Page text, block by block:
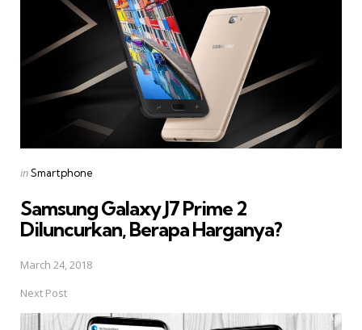
Posted
inSmartphone
Samsung Galaxy J7 Prime 2
Diluncurkan, Berapa Harganya?
March 24, 2018
Next Post